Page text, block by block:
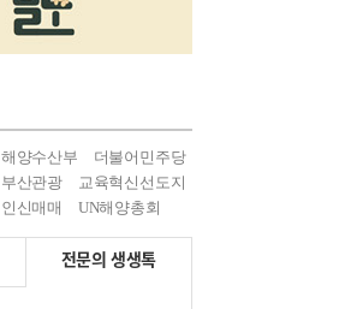
해양수산부
더불어민주당
부산관광
교육혁신선도지
인신매매 UN해양총회
전문의 생생톡